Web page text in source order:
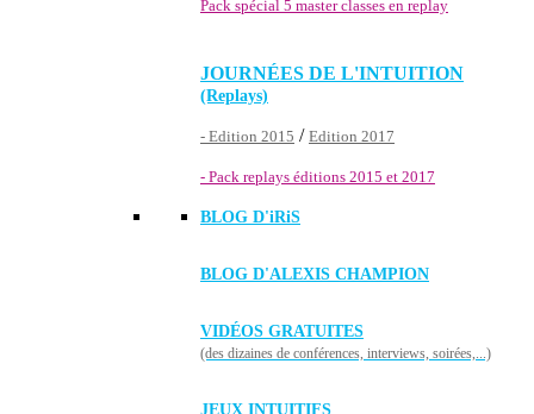
Pack spécial 5 master classes en replay
JOURNÉES DE L'INTUITION
(Replays)
- Edition 2015 / Edition 2017
- Pack replays éditions 2015 et 2017
BLOG D'iRiS
BLOG D'ALEXIS CHAMPION
VIDÉOS GRATUITES
(des dizaines de conférences, interviews, soirées,...)
JEUX INTUITIFS